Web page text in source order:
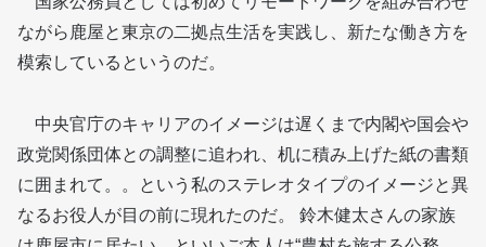
ながら鹿屋と東京の二拠点生活を実践し、新たな働き方を
模索しているというのだ。
中央官庁のキャリアのイメージは遅くまで内閣や国会や
政党関係団体との調整に追われ、机に積み上げた紙の書類
に囲まれて。。という私のステレオタイプのイメージと異
なるお役人が目の前に現れたのだ。 鈴木健太さんの家族